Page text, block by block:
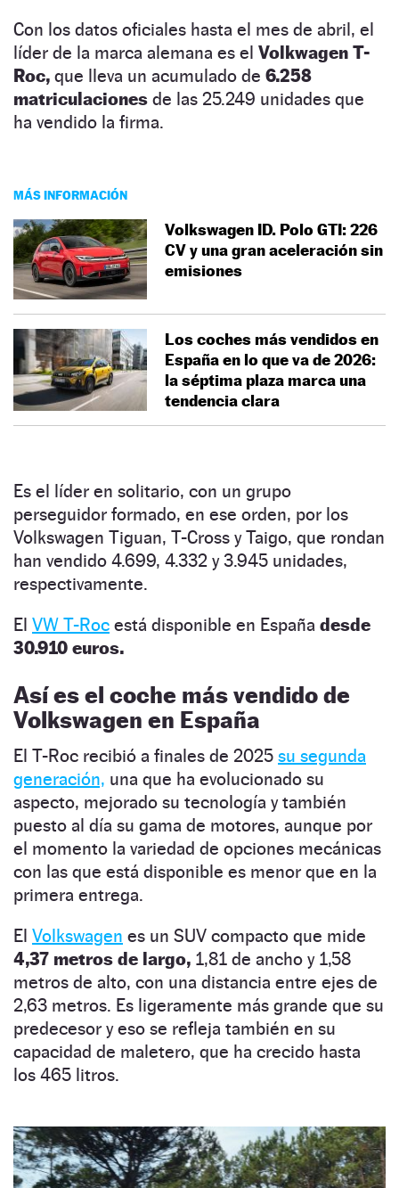
Con los datos oficiales hasta el mes de abril, el
líder de la marca alemana es el Volkwagen T-
Roc, que lleva un acumulado de 6.258
matriculaciones de las 25.249 unidades que
ha vendido la firma.
MÁS INFORMACIÓN
Volkswagen ID. Polo GTI: 226
CV y una gran aceleración sin
emisiones
Los coches más vendidos en
España en lo que va de 2026:
la séptima plaza marca una
tendencia clara
Es el líder en solitario, con un grupo
perseguidor formado, en ese orden, por los
Volkswagen Tiguan, T-Cross y Taigo, que rondan
han vendido 4.699, 4.332 y 3.945 unidades,
respectivamente.
El VW T-Roc está disponible en España desde
30.910 euros.
Así es el coche más vendido de
Volkswagen en España
El T-Roc recibió a finales de 2025 su segunda
generación, una que ha evolucionado su
aspecto, mejorado su tecnología y también
puesto al día su gama de motores, aunque por
el momento la variedad de opciones mecánicas
con las que está disponible es menor que en la
primera entrega.
El Volkswagen es un SUV compacto que mide
4,37 metros de largo, 1,81 de ancho y 1,58
metros de alto, con una distancia entre ejes de
2,63 metros. Es ligeramente más grande que su
predecesor y eso se refleja también en su
capacidad de maletero, que ha crecido hasta
los 465 litros.